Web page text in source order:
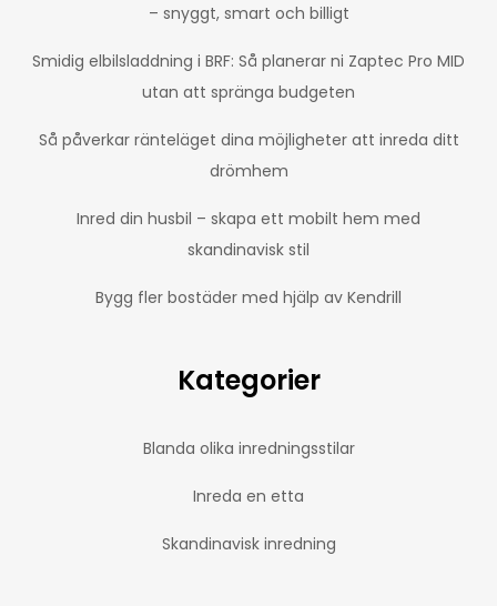
– snyggt, smart och billigt
Smidig elbilsladdning i BRF: Så planerar ni Zaptec Pro MID
utan att spränga budgeten
Så påverkar ränteläget dina möjligheter att inreda ditt
drömhem
Inred din husbil – skapa ett mobilt hem med
skandinavisk stil
Bygg fler bostäder med hjälp av Kendrill
Kategorier
Blanda olika inredningsstilar
Inreda en etta
Skandinavisk inredning